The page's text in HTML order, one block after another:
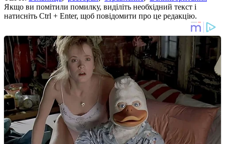
Якщо ви помітили помилку, виділіть необхідний текст і
натисніть Ctrl + Enter, щоб повідомити про це редакцію.